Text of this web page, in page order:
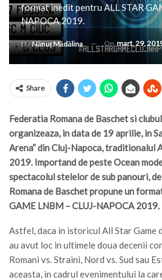
format inedit pentru ALL STAR
NAPOCA 2019.
ByNănuț Mădălina On mart. 29,
Share
Federatia Romana de Baschet si
organizeaza, in data de 19 aprilie, in
Arena” din Cluj-Napoca, traditionalul
2019. Importand de peste Ocean
spectacolul stelelor de sub panouri,
Romana de Baschet propune un
GAME LNBM – CLUJ-NAPOCA 2019.
Astfel, daca in istoricul All Star Game
au avut loc in ultimele doua decenii
Romani vs. Straini, Nord vs. Sud sau
aceasta, in cadrul evenimentului la